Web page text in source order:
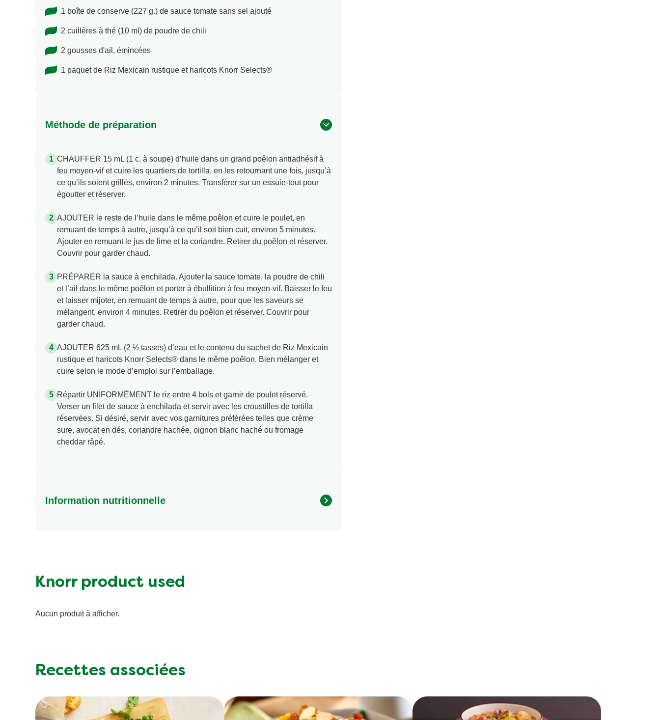
1 boîte de conserve (227 g.) de sauce tomate sans sel ajouté
2 cuillères à thé (10 ml) de poudre de chili
2 gousses d'ail, émincées
1 paquet de Riz Mexicain rustique et haricots Knorr Selects®
Méthode de préparation
CHAUFFER 15 mL (1 c. à soupe) d’huile dans un grand poêlon antiadhésif à
feu moyen-vif et cuire les quartiers de tortilla, en les retournant une fois, jusqu’à
ce qu’ils soient grillés, environ 2 minutes. Transférer sur un essuie-tout pour
égoutter et réserver.
AJOUTER le reste de l’huile dans le même poêlon et cuire le poulet, en
remuant de temps à autre, jusqu’à ce qu’il soit bien cuit, environ 5 minutes.
Ajouter en remuant le jus de lime et la coriandre. Retirer du poêlon et réserver.
Couvrir pour garder chaud.
PRÉPARER la sauce à enchilada. Ajouter la sauce tomate, la poudre de chili
et l’ail dans le même poêlon et porter à ébullition à feu moyen-vif. Baisser le feu
et laisser mijoter, en remuant de temps à autre, pour que les saveurs se
mélangent, environ 4 minutes. Retirer du poêlon et réserver. Couvrir pour
garder chaud.
AJOUTER 625 mL (2 ½ tasses) d’eau et le contenu du sachet de Riz Mexicain
rustique et haricots Knorr Selects® dans le même poêlon. Bien mélanger et
cuire selon le mode d’emploi sur l’emballage.
Répartir UNIFORMÉMENT le riz entre 4 bols et garnir de poulet réservé.
Verser un filet de sauce à enchilada et servir avec les croustilles de tortilla
réservées. Si désiré, servir avec vos garnitures préférées telles que crème
sure, avocat en dés, coriandre hachée, oignon blanc haché ou fromage
cheddar râpé.
Information nutritionnelle
Fibre (g)
Knorr product used
Aucun produit à afficher.
Recettes associées